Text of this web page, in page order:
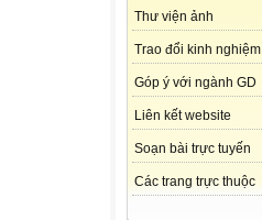
Thư viện ảnh
Trao đổi kinh nghiệm
Góp ý với ngành GD
Liên kết website
Soạn bài trực tuyến
Các trang trực thuộc